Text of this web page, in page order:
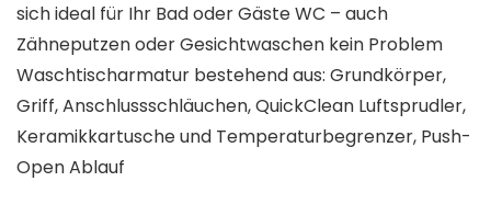
sich ideal für Ihr Bad oder Gäste WC – auch
Zähneputzen oder Gesichtwaschen kein Problem
Waschtischarmatur bestehend aus: Grundkörper,
Griff, Anschlussschläuchen, QuickClean Luftsprudler,
Keramikkartusche und Temperaturbegrenzer, Push-
Open Ablauf